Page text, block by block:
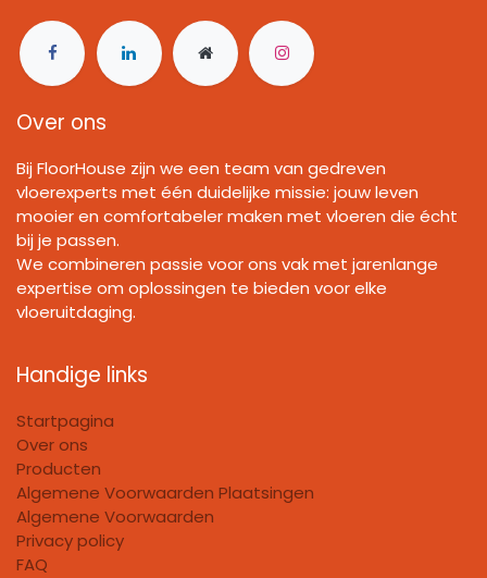
Over ons
Bij FloorHouse zijn we een team van gedreven
vloerexperts met één duidelijke missie: jouw leven
mooier en comfortabeler maken met vloeren die écht
bij je passen.
We combineren passie voor ons vak met jarenlange
expertise om oplossingen te bieden voor elke
vloeruitdaging.
Handige links
Startpagina
Over ons
Producten
Algemene Voorwaarden Plaatsingen
Algemene Voorwaarden
Privacy policy
FAQ